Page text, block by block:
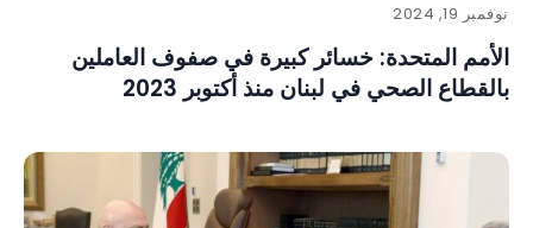
نوفمبر 19, 2024
الأمم المتحدة: خسائر كبيرة في صفوف العاملين
بالقطاع الصحي في لبنان منذ أكتوبر 2023